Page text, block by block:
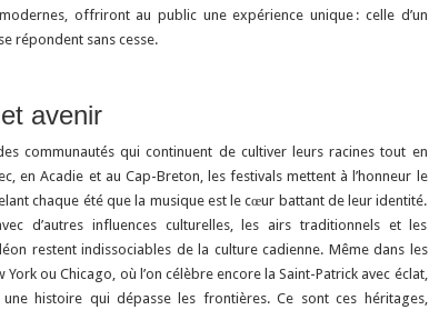
offriront au public une expérience unique : celle d’un
répondent sans cesse.
avenir
communautés qui continuent de cultiver leurs racines tout en
en Acadie et au Cap-Breton, les festivals mettent à l’honneur le
chaque été que la musique est le cœur battant de leur identité.
d’autres influences culturelles, les airs traditionnels et les
restent indissociables de la culture cadienne. Même dans les
ou Chicago, où l’on célèbre encore la Saint-Patrick avec éclat,
histoire qui dépasse les frontières. Ce sont ces héritages,